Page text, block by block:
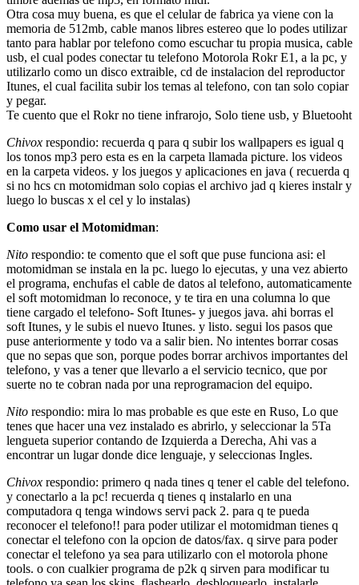
Otra cosa muy buena, es que el celular de fabrica ya viene con la
memoria de 512mb, cable manos libres estereo que lo podes utilizar
tanto para hablar por telefono como escuchar tu propia musica, cable
usb, el cual podes conectar tu telefono Motorola Rokr E1, a la pc, y
utilizarlo como un disco extraible, cd de instalacion del reproductor
Itunes, el cual facilita subir los temas al telefono, con tan solo copiar
y pegar.
Te cuento que el Rokr no tiene infrarojo, Solo tiene usb, y Bluetooht
Chivox respondio: recuerda q para q subir los wallpapers es igual q
los tonos mp3 pero esta es en la carpeta llamada picture. los videos
en la carpeta videos. y los juegos y aplicaciones en java ( recuerda q
si no hcs cn motomidman solo copias el archivo jad q kieres instalr y
luego lo buscas x el cel y lo instalas)
Como usar el Motomidman:
Nito respondio: te comento que el soft que puse funciona asi: el
motomidman se instala en la pc. luego lo ejecutas, y una vez abierto
el programa, enchufas el cable de datos al telefono, automaticamente
el soft motomidman lo reconoce, y te tira en una columna lo que
tiene cargado el telefono- Soft Itunes- y juegos java. ahi borras el
soft Itunes, y le subis el nuevo Itunes. y listo. segui los pasos que
puse anteriormente y todo va a salir bien. No intentes borrar cosas
que no sepas que son, porque podes borrar archivos importantes del
telefono, y vas a tener que llevarlo a el servicio tecnico, que por
suerte no te cobran nada por una reprogramacion del equipo.
Nito respondio: mira lo mas probable es que este en Ruso, Lo que
tenes que hacer una vez instalado es abrirlo, y seleccionar la 5Ta
lengueta superior contando de Izquierda a Derecha, Ahi vas a
encontrar un lugar donde dice lenguaje, y seleccionas Ingles.
Chivox respondio: primero q nada tines q tener el cable del telefono.
y conectarlo a la pc! recuerda q tienes q instalarlo en una
computadora q tenga windows servi pack 2. para q te pueda
reconocer el telefono!! para poder utilizar el motomidman tienes q
conectar el telefono con la opcion de datos/fax. q sirve para poder
conectar el telefono ya sea para utilizarlo con el motorola phone
tools. o con cualkier programa de p2k q sirven para modificar tu